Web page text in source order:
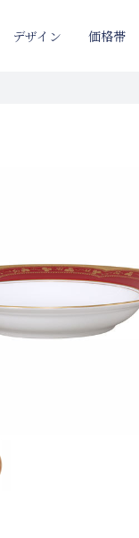
デザイン 価格帯